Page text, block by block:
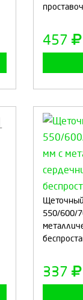
457
550/600/
337